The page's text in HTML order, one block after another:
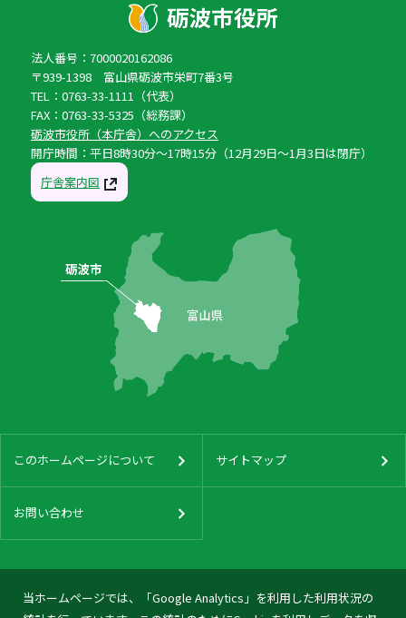
当ホームページでは、「Google Analytics」を利用した利用状況の
法人番号：7000020162086
〒939-1398 富山県砺波市栄町7番3号
TEL：0763-33-1111（代表）
FAX：0763-33-5325（総務課）
砺波市役所（本庁舎）へのアクセス
開庁時間：平日8時30分〜17時15分（12月29日〜1月3日は閉庁）
庁舎案内図
このホームページについて サイトマップ
お問い合わせ